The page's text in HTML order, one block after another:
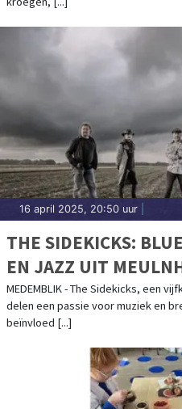
16 april 2025, 20:50 uur
THE SIDEKICKS: BLUES, ROCK, SOUL, POP
EN JAZZ UIT
MEDEMBLIK - The Sidekicks, een
delen een passie voor muziek en
beïnvloed [...]